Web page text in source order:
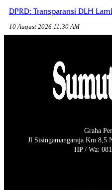
DPRD: Transparansi DLH
10 August 2026 11:30 AM
Graha
Jl Sisingamangaraja Km 8,5
HP / Wa: